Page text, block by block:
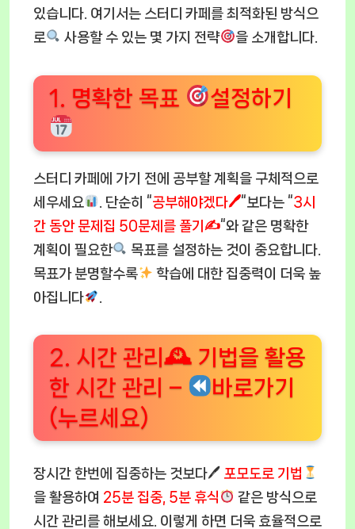
있습니다. 여기서는 스터디 카페를 최적화된 방식으
로
사용할 수 있는 몇 가지 전략 을 소개합니다.
1. 명확한 목표 설정하기
스터디 카페에 가기 전에 공부할 계획을 구체적으로
세우세요
. 단순히 “공부해야겠다🖊“보다는 “3시
간 동안 문제집 50문제를 풀기✍️“와 같은 명확한
계획이 필요한
목표를 설정하는 것이 중요합니다.
목표가 분명할수록
학습에 대한 집중력이 더욱 높
아집니다
2. 시간 관리🕰 기법을 활용
한 시간 관리 –
바로가기
(누르세요)
장시간 한번에 집중하는 것보다🖊 포모도로 기법
을 활용하여 25분 집중, 5분 휴식
같은 방식으로
시간 관리를 해보세요. 이렇게 하면 더욱 효율적으로